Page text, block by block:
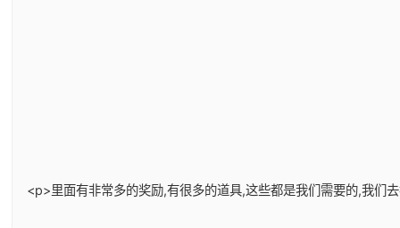
<p>里面有非常多的奖励,有很多的道具,这些都是我们需要的,我们